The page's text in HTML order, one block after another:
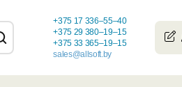
+375 17 336–55–40
+375 29 380–19–15
+375 33 365–19–15
sales@allsoft.by